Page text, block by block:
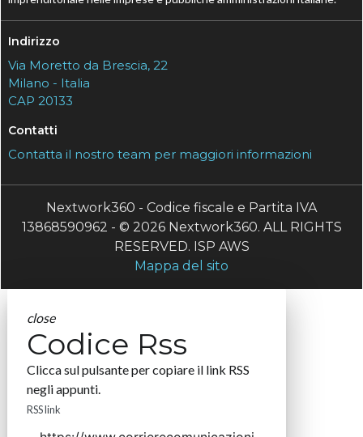
Indirizzo
Via Moretto da Brescia, 22
Milano - Italia
CAP 20133
Contatti
Contatta il nostro team per maggiori informazioni
Nextwork360 - Codice fiscale e Partita IVA
13868590962 - © 2026 Nextwork360. ALL RIGHTS
RESERVED. ISP AWS
Mappa del sito
close
Codice Rss
Clicca sul pulsante per copiare il link RSS
negli appunti.
RSS link